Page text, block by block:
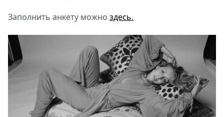
Заполнить анкету можно здесь.